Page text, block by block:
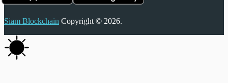
Siam Blockchain Copyright © 2026.